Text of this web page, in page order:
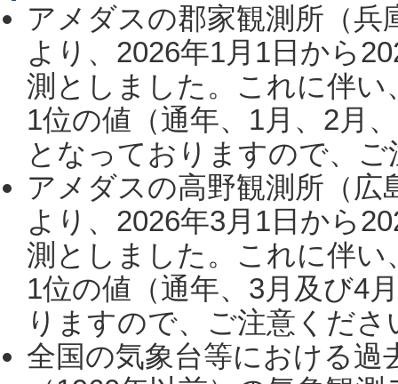
アメダスの郡家観測所（
より、2026年1月1日から
測としました。これに伴い
1位の値（通年、1月、2月
となっておりますので、
アメダスの高野観測所（
より、2026年3月1日から
測としました。これに伴い
1位の値（通年、3月及び4
りますので、ご注意くだ
全国の気象台等における過